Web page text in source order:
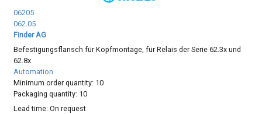
06205
062.05
Finder AG
Befestigungsflansch für Kopfmontage, für Relais der Serie 62.3x und
62.8x
Automation
Minimum order quantity: 10
Packaging quantity: 10
Lead time:On request